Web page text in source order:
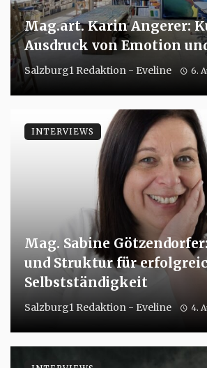
Mag.art. Karin Angerer:
Ausdruck von Emotion
Salzburg1 Redaktion - Eveline 6.
Mag. Sabine
und Struktur für
Selbstständigkeit
Salzburg1 Redaktion - Eveline 4.
INTERVIEWS